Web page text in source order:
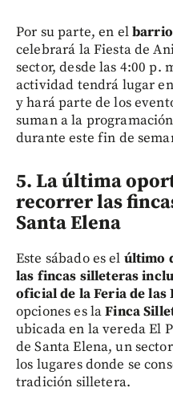
Por su parte, en elbarrio
celebrará la Fiesta de
sector, desde las 4:00 p.
actividad tendrá lugar
y hará parte de los
suman a la
durante este fin de
5. La última
recorrer las
Santa Elena
Este sábado es el último
las fincas silleteras
oficial de la Feria de las
opciones es laFinca
ubicada en la vereda El
de Santa Elena, un
los lugares donde se
tradición silletera.